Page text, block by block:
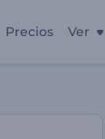
Precios Ver